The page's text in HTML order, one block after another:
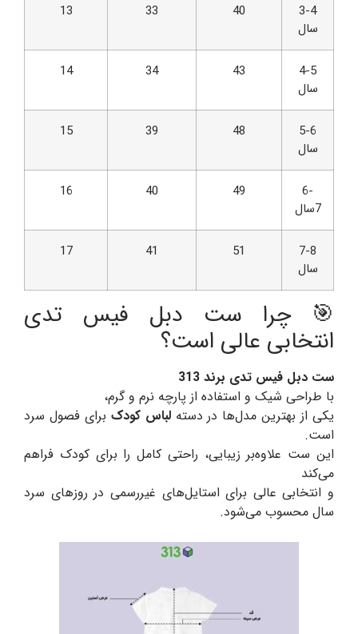
3-4
سال
40
33
13
4-5
سال
43
34
14
5-6
سال
48
39
15
6-
7سال
49
40
16
7-8
سال
51
41
17
🎯 چرا ست دبل فیس تدی
انتخابی عالی است؟
ست دبل فیس تدی برند 313
با طراحی شیک و استفاده از پارچه نرم و گرم،
یکی از بهترین مدل‌ها در دستهلباس کودک برای فصول سرد
است.
این ست علاوه‌بر زیبایی، راحتی کامل را برای کودک فراهم
می‌کند
و انتخابی عالی برای استایل‌های غیررسمی در روزهای سرد
سال محسوب می‌شود.